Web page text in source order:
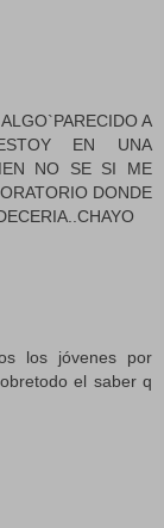
A
EN UNA
NO SE SI ME
DONDE
los jóvenes por
el saber q